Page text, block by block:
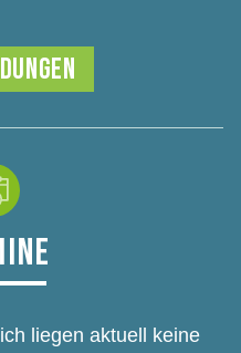
liegen aktuell keine